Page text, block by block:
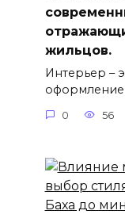
жильцов.
Интерьер –
оформление
0 56